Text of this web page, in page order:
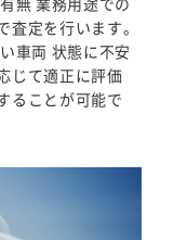
定を行います。
車両 状態に不安
じて適正に評価
ることが可能で